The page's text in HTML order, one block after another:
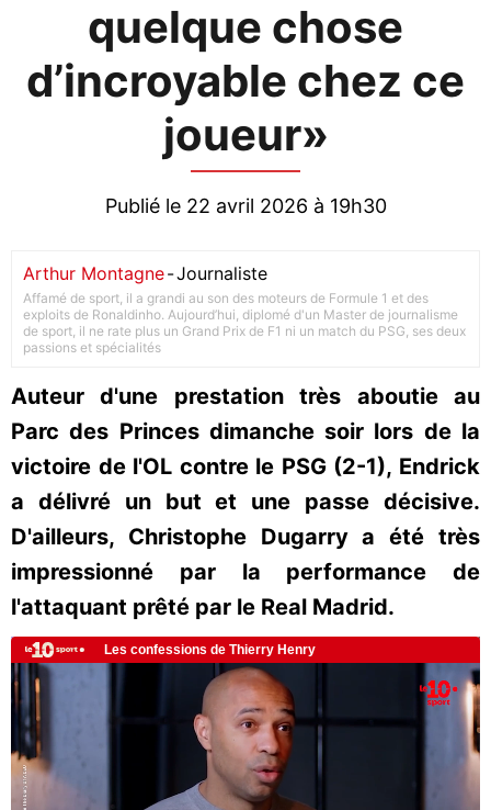
quelque chose
d’incroyable chez ce
joueur»
Publié le 22 avril 2026 à 19h30
Arthur Montagne-Journaliste
Affamé de sport, il a grandi au son des moteurs de Formule 1 et des
exploits de Ronaldinho. Aujourd’hui, diplomé d'un Master de journalisme
de sport, il ne rate plus un Grand Prix de F1 ni un match du PSG, ses deux
passions et spécialités
Auteur d'une prestation très aboutie au
Parc des Princes dimanche soir lors de la
victoire de l'OL contre le PSG (2-1), Endrick
a délivré un but et une passe décisive.
D'ailleurs, Christophe Dugarry a été très
impressionné par la performance de
l'attaquant prêté par le Real Madrid.